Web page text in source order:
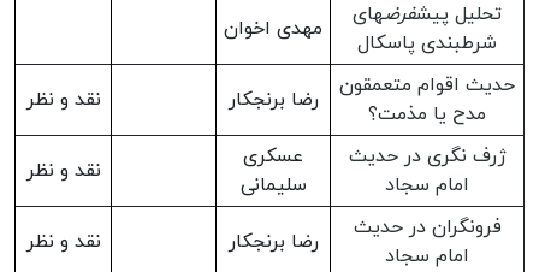
تحلیل پیشفرضهای
شرطبندی پاسکال
مهدی اخوان
حدیث اقوام متعمقون
مدح یا مذمت؟
رضا برنجکار نقد و نظر
ژرف نگری در حدیث
امام سجاد
عسکری
سلیمانی
نقد و نظر
فرونگران در حدیث
امام سجاد
رضا برنجکار نقد و نظر